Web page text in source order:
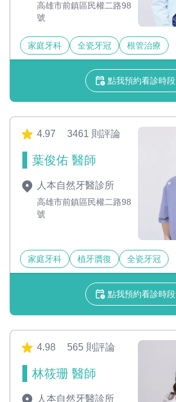
高雄市前鎮區民權二路98
號
家庭牙科 全瓷牙冠 根管治療
點我預約看診時段
4.97 3461 則評論
葉俊佑 醫師
人本自然牙醫診所
高雄市前鎮區民權二路98
號
家庭牙科 植牙贋復 全瓷牙冠
點我預約看診時段
4.98 565 則評論
林筱珊 醫師
人本自然牙醫診所